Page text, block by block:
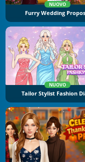
NUOVO
Furry Wedding
NUOVO
Tailor Stylist Fashion